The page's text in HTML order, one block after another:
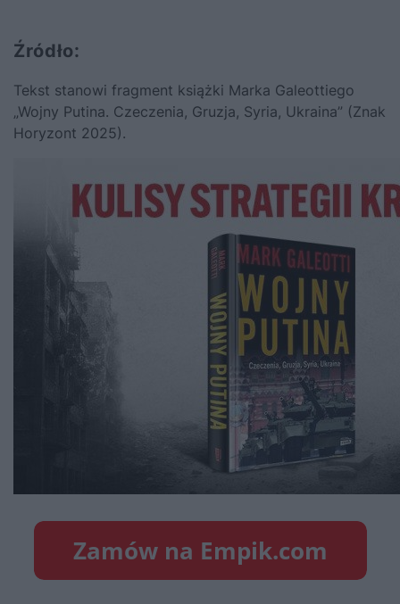
Źródło:
Tekst stanowi fragment książki Marka Galeottiego
„Wojny Putina. Czeczenia, Gruzja, Syria, Ukraina” (Znak
Horyzont 2025).